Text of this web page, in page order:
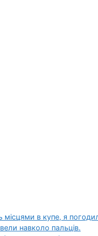
в купе, я
навколо пальців.